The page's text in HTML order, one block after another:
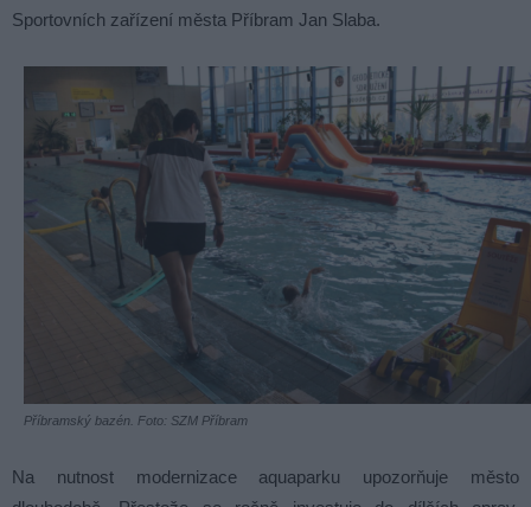
Sportovních zařízení města Příbram Jan Slaba.
Příbramský bazén. Foto: SZM Příbram
Na nutnost modernizace aquaparku upozorňuje město